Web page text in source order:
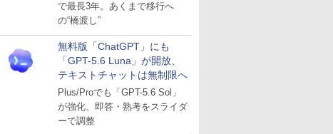
で最長3年。あくまで移行へ
の“橋渡し”
無料版「ChatGPT」にも
「GPT-5.6 Luna」が開放、
テキストチャットは無制限へ
Plus/Proでも「GPT-5.6 Sol」
が強化、即答・熟考をスライダ
ーで調整